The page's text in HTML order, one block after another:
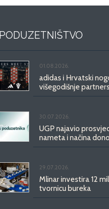
PODUZETNIŠTVO
01.08.2026.
adidas i Hrvatski
višegodišnje
30.07.2026.
UGP najavio
nameta i načina
29.07.2026.
Mlinar investira 12
tvornicu bureka